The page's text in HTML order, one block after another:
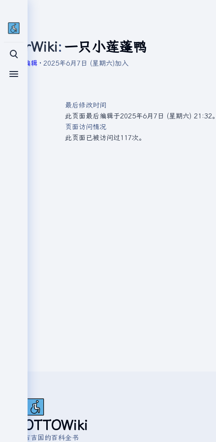
打开/关闭搜索
打开/关闭菜单
UserWiki: 一只小莲蓬鸭
8次编辑 2025年6月7日 (星期六)加入
最后修改时间
此页面最后编辑于2025年6月7日 (星期六) 21:32。
页面访问情况
此页面已被访问过117次。
OTTOWiki
吉吉国的百科全书